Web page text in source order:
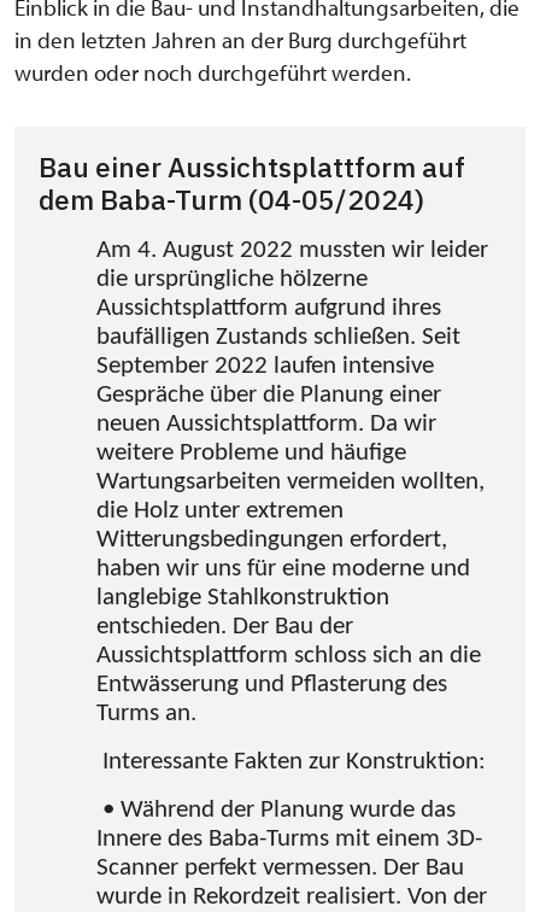
Einblick in die Bau- und Instandhaltungsarbeiten, die
in den letzten Jahren an der Burg durchgeführt
wurden oder noch durchgeführt werden.
Bau einer Aussichtsplattform auf
dem Baba-Turm (04-05/2024)
Am 4. August 2022 mussten wir leider
die ursprüngliche hölzerne
Aussichtsplattform aufgrund ihres
baufälligen Zustands schließen. Seit
September 2022 laufen intensive
Gespräche über die Planung einer
neuen Aussichtsplattform. Da wir
weitere Probleme und häufige
Wartungsarbeiten vermeiden wollten,
die Holz unter extremen
Witterungsbedingungen erfordert,
haben wir uns für eine moderne und
langlebige Stahlkonstruktion
entschieden. Der Bau der
Aussichtsplattform schloss sich an die
Entwässerung und Pflasterung des
Turms an.
Interessante Fakten zur Konstruktion:
• Während der Planung wurde das
Innere des Baba-Turms mit einem 3D-
Scanner perfekt vermessen. Der Bau
wurde in Rekordzeit realisiert. Von der